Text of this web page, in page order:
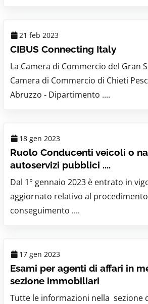
21 feb 2023
CIBUS Connecting Italy
La Camera di Commercio del Gran
Camera di Commercio di Chieti
Abruzzo - Dipartimento ....
18 gen 2023
Ruolo Conducenti veicoli o
autoservizi pubblici ....
Dal 1° gennaio 2023 è entrato in
aggiornato relativo al
conseguimento ....
17 gen 2023
Esami per agenti di affari in
sezione immobiliari
Tutte le informazioni nella sezione